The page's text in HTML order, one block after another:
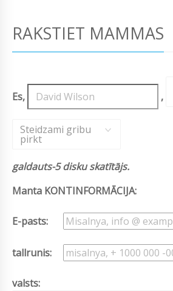
RAKSTIET MAMMAS
Es, ,
Steidzami gribu
pirkt
galdauts-5 disku skatītājs.
Manta KONTINFORMĀCIJA:
E-pasts:
tallrunis:
valsts: